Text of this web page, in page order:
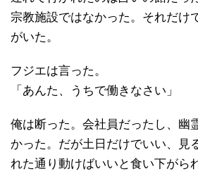
宗教施設ではなかった。それだけ
がいた。
フジエは言った。
「あんた、うちで働きなさい」
俺は断った。会社員だったし、幽
かった。だが土日だけでいい、見
れた通り動けばいいと食い下がら